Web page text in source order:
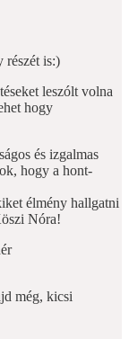
részét is:)
leszólt volna
hogy
és izgalmas
hogy a hont-
élmény hallgatni
Nóra!
még, kicsi